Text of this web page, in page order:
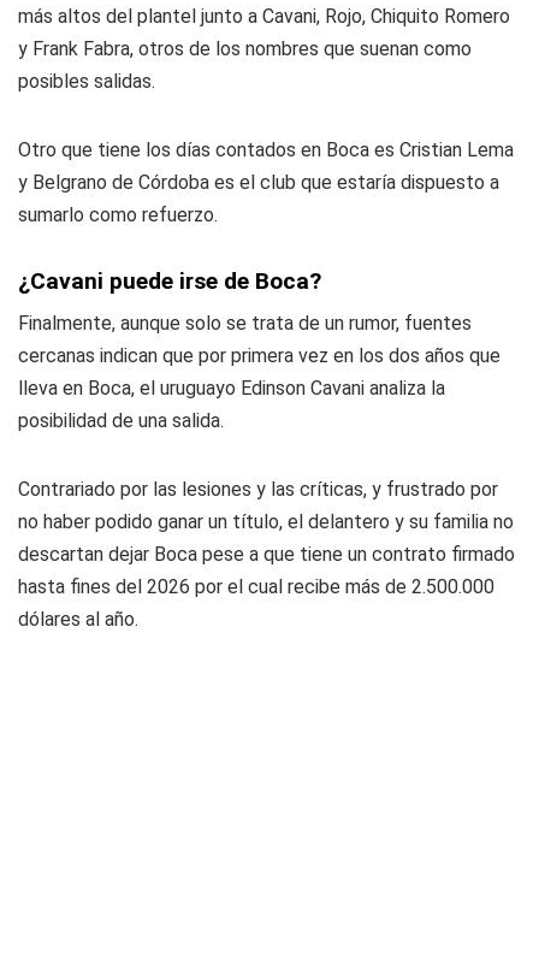
más altos del plantel junto a Cavani, Rojo, Chiquito Romero
y Frank Fabra, otros de los nombres que suenan como
posibles salidas.
Otro que tiene los días contados en Boca es Cristian Lema
y Belgrano de Córdoba es el club que estaría dispuesto a
sumarlo como refuerzo.
¿Cavani puede irse de Boca?
Finalmente, aunque solo se trata de un rumor, fuentes
cercanas indican que por primera vez en los dos años que
lleva en Boca, el uruguayo Edinson Cavani analiza la
posibilidad de una salida.
Contrariado por las lesiones y las críticas, y frustrado por
no haber podido ganar un título, el delantero y su familia no
descartan dejar Boca pese a que tiene un contrato firmado
hasta fines del 2026 por el cual recibe más de 2.500.000
dólares al año.